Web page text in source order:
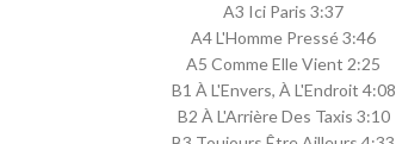
A3 Ici Paris 3:37
A4 L'Homme Pressé 3:46
A5 Comme Elle Vient 2:25
B1 À L'Envers, À L'Endroit 4:08
B2 À L'Arrière Des Taxis 3:10